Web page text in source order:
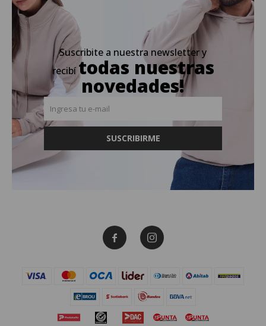
Suscribite a nuestra newsletter y
recibí todas nuestras
novedades!
SUSCRIBIRME
 